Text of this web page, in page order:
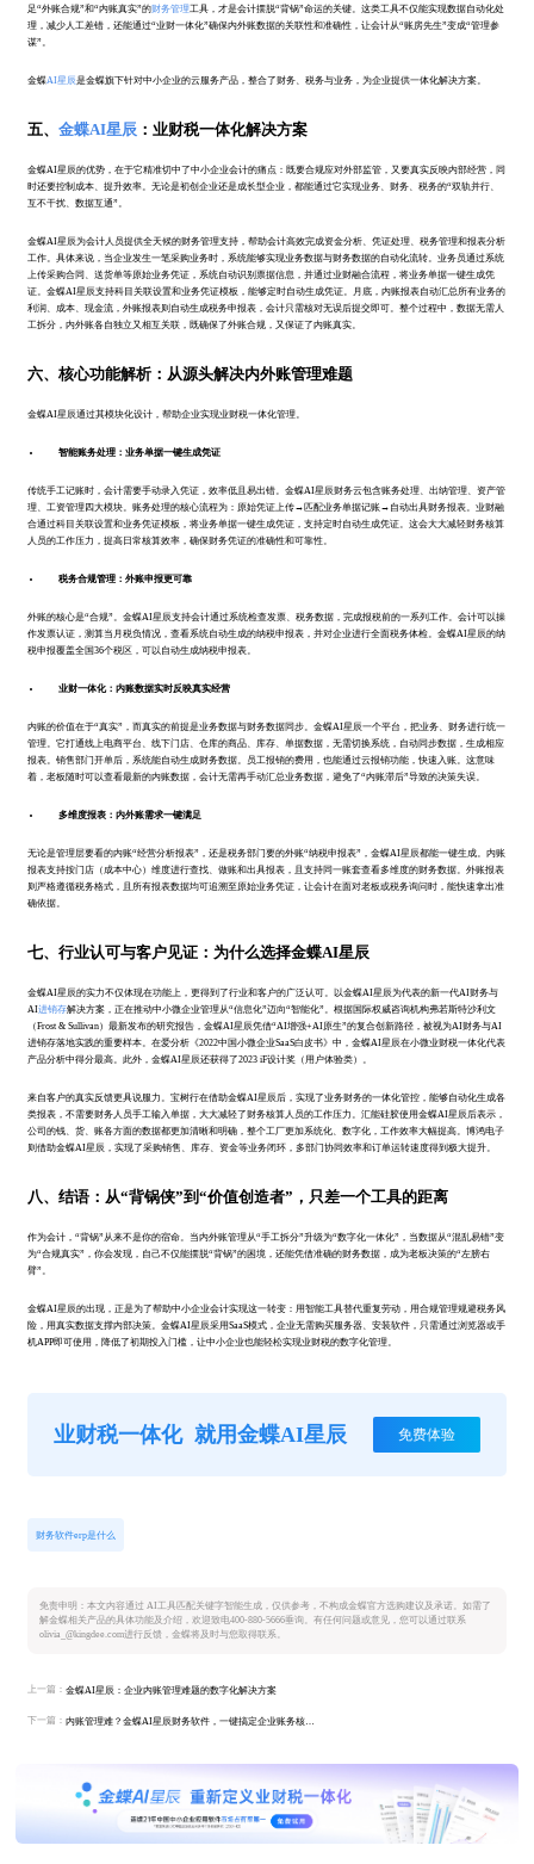
足“外账合规”和“内账真实”的财务管理工具，才是会计摆脱“背锅”命运的关键。这类工具不仅能实现数据自动化处
理，减少人工差错，还能通过“业财一体化”确保内外账数据的关联性和准确性，让会计从“账房先生”变成“管理参
谋”。
金蝶AI星辰是金蝶旗下针对中小企业的云服务产品，整合了财务、税务与业务，为企业提供一体化解决方案。
五、金蝶AI星辰 ：业财税一体化解决方案
金蝶AI星辰的优势，在于它精准切中了中小企业会计的痛点：既要合规应对外部监管，又要真实反映内部经营，同
时还要控制成本、提升效率。无论是初创企业还是成长型企业，都能通过它实现业务、财务、税务的“双轨并行、
互不干扰、数据互通”。
金蝶AI星辰为会计人员提供全天候的财务管理支持，帮助会计高效完成资金分析、凭证处理、税务管理和报表分析
工作。具体来说，当企业发生一笔采购业务时，系统能够实现业务数据与财务数据的自动化流转。业务员通过系统
上传采购合同、送货单等原始业务凭证，系统自动识别票据信息，并通过业财融合流程，将业务单据一键生成凭
证。金蝶AI星辰支持科目关联设置和业务凭证模板，能够定时自动生成凭证。月底，内账报表自动汇总所有业务的
利润、成本、现金流，外账报表则自动生成税务申报表，会计只需核对无误后提交即可。整个过程中，数据无需人
工拆分，内外账各自独立又相互关联，既确保了外账合规，又保证了内账真实。
六、核心功能解析：从源头解决内外账管理难题
金蝶AI星辰通过其模块化设计，帮助企业实现业财税一体化管理。
智能账务处理：业务单据一键生成凭证
传统手工记账时，会计需要手动录入凭证，效率低且易出错。金蝶AI星辰财务云包含账务处理、出纳管理、资产管
理、工资管理四大模块。账务处理的核心流程为：原始凭证上传→匹配业务单据记账→自动出具财务报表。业财融
合通过科目关联设置和业务凭证模板，将业务单据一键生成凭证，支持定时自动生成凭证。这会大大减轻财务核算
人员的工作压力，提高日常核算效率，确保财务凭证的准确性和可靠性。
税务合规管理：外账申报更可靠
外账的核心是“合规”。金蝶AI星辰支持会计通过系统检查发票、税务数据，完成报税前的一系列工作。会计可以操
作发票认证，测算当月税负情况，查看系统自动生成的纳税申报表，并对企业进行全面税务体检。金蝶AI星辰的纳
税申报覆盖全国36个税区，可以自动生成纳税申报表。
业财一体化：内账数据实时反映真实经营
内账的价值在于“真实”，而真实的前提是业务数据与财务数据同步。金蝶AI星辰一个平台，把业务、财务进行统一
管理。它打通线上电商平台、线下门店、仓库的商品、库存、单据数据，无需切换系统，自动同步数据，生成相应
报表。销售部门开单后，系统能自动生成财务数据。员工报销的费用，也能通过云报销功能，快速入账。这意味
着，老板随时可以查看最新的内账数据，会计无需再手动汇总业务数据，避免了“内账滞后”导致的决策失误。
多维度报表：内外账需求一键满足
无论是管理层要看的内账“经营分析报表”，还是税务部门要的外账“纳税申报表”，金蝶AI星辰都能一键生成。内账
报表支持按门店（成本中心）维度进行查找、做账和出具报表，且支持同一账套查看多维度的财务数据。外账报表
则严格遵循税务格式，且所有报表数据均可追溯至原始业务凭证，让会计在面对老板或税务询问时，能快速拿出准
确依据。
七、行业认可与客户见证：为什么选择金蝶AI星辰
金蝶AI星辰的实力不仅体现在功能上，更得到了行业和客户的广泛认可。以金蝶AI星辰为代表的新一代AI财务与
AI进销存解决方案，正在推动中小微企业管理从“信息化”迈向“智能化”。根据国际权威咨询机构弗若斯特沙利文
（Frost & Sullivan）最新发布的研究报告，金蝶AI星辰凭借“AI增强+AI原生”的复合创新路径，被视为AI财务与AI
进销存落地实践的重要样本。在爱分析《2022中国小微企业SaaS白皮书》中，金蝶AI星辰在小微业财税一体化代表
产品分析中得分最高。此外，金蝶AI星辰还获得了2023 iF设计奖（用户体验类）。
来自客户的真实反馈更具说服力。宝树行在借助金蝶AI星辰后，实现了业务财务的一体化管控，能够自动化生成各
类报表，不需要财务人员手工输入单据，大大减轻了财务核算人员的工作压力。汇能硅胶使用金蝶AI星辰后表示，
公司的钱、货、账各方面的数据都更加清晰和明确，整个工厂更加系统化、数字化，工作效率大幅提高。博鸿电子
则借助金蝶AI星辰，实现了采购销售、库存、资金等业务闭环，多部门协同效率和订单运转速度得到极大提升。
八、结语：从“背锅侠”到“价值创造者”，只差一个工具的距离
作为会计，“背锅”从来不是你的宿命。当内外账管理从“手工拆分”升级为“数字化一体化”，当数据从“混乱易错”变
为“合规真实”，你会发现，自己不仅能摆脱“背锅”的困境，还能凭借准确的财务数据，成为老板决策的“左膀右
臂”。
金蝶AI星辰的出现，正是为了帮助中小企业会计实现这一转变：用智能工具替代重复劳动，用合规管理规避税务风
险，用真实数据支撑内部决策。金蝶AI星辰采用SaaS模式，企业无需购买服务器、安装软件，只需通过浏览器或手
机APP即可使用，降低了初期投入门槛，让中小企业也能轻松实现业财税的数字化管理。
业财税一体化 就用金蝶AI星辰 免费体验
财务软件erp是什么
免责申明：本文内容通过 AI工具匹配关键字智能生成，仅供参考，不构成金蝶官方选购建议及承诺。如需了
解金蝶相关产品的具体功能及介绍，欢迎致电400-880-5666垂询。有任何问题或意见，您可以通过联系
olivia_@kingdee.com进行反馈，金蝶将及时与您取得联系。
上一篇：金蝶AI星辰：企业内账管理难题的数字化解决方案
下一篇： 内账管理难？金蝶AI星辰财务软件，一键搞定企业账务核算与流水记录